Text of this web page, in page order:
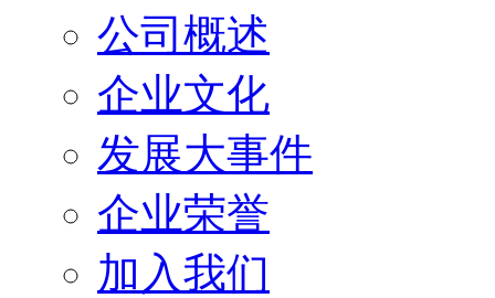
公司概述
企业文化
发展大事件
企业荣誉
加入我们